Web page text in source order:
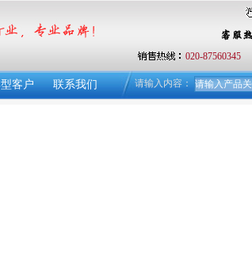
020-87560345
客户 联系我们 请输入内容：